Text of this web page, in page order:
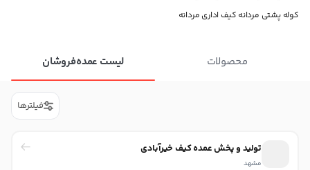
کوله پشتی مردانه کیف اداری مردانه
محصولات لیست عمده‌فروشان
فیلترها
تولید و پخش عمده کیف خیرآبادی
مشهد